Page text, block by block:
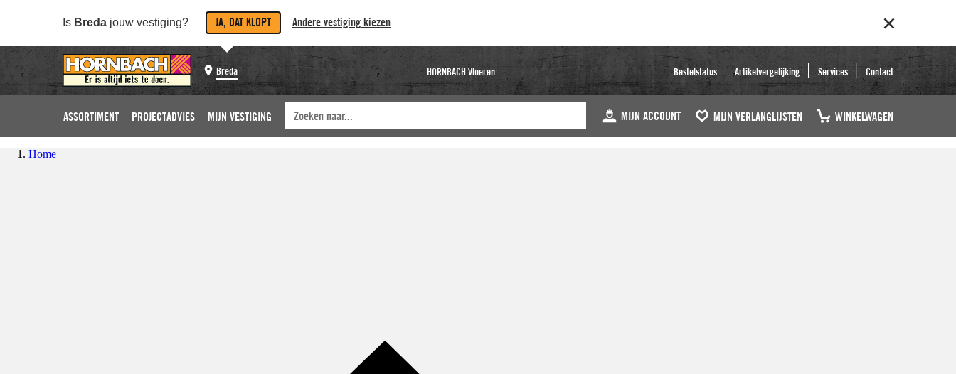
Is Breda jouw vestiging? JA, DAT KLOPT Andere vestiging kiezen
Breda HORNBACH Vloeren Bestelstatus Artikelvergelijking Services Contact
ASSORTIMENT PROJECTADVIES MIJN VESTIGING MIJN ACCOUNT MIJN VERLANGLIJSTEN WINKELWAGEN
Home